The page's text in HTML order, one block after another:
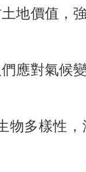
地價值，
應對氣候
多樣性